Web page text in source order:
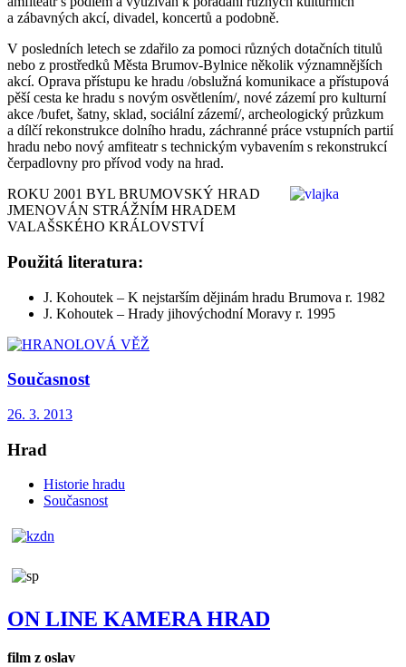
a zábavných akcí, divadel, koncertů a podobně.
V posledních letech se zdařilo za pomoci různých dotačních titulů
nebo z prostředků Města Brumov-Bylnice několik významnějších
akcí. Oprava přístupu ke hradu /obslužná komunikace a přístupová
pěší cesta ke hradu s novým osvětlením/, nové zázemí pro kulturní
akce /bufet, šatny, sklad, sociální zázemí/, archeologický průzkum
a dílčí rekonstrukce dolního hradu, záchranné práce vstupních partií
hradu nebo nový amfiteatr s technickým vybavením s rekonstrukcí
čerpadlovny pro přívod vody na hrad.
ROKU 2001 BYL BRUMOVSKÝ HRAD
JMENOVÁN STRÁŽNÍM HRADEM
VALAŠSKÉHO KRÁLOVSTVÍ
Použitá literatura:
J. Kohoutek – K nejstarším dějinám hradu Brumova r. 1982
J. Kohoutek – Hrady jihovýchodní Moravy r. 1995
Současnost
26. 3. 2013
Hrad
Historie hradu
Současnost
ON LINE KAMERA HRAD
film z oslav